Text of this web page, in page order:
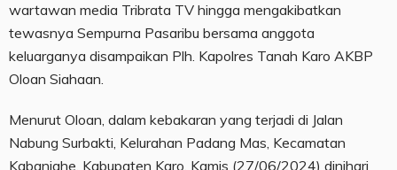
wartawan media Tribrata TV hingga mengakibatkan
tewasnya Sempurna Pasaribu bersama anggota
keluarganya disampaikan Plh. Kapolres Tanah Karo AKBP
Oloan Siahaan.
Menurut Oloan, dalam kebakaran yang terjadi di Jalan
Nabung Surbakti, Kelurahan Padang Mas, Kecamatan
Kabanjahe, Kabupaten Karo, Kamis (27/06/2024) dinihari